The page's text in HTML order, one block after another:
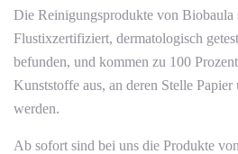
Die Reinigungsprodukte von Biobaula
Flustixzertifiziert, dermatologisch
befunden, und kommen zu 100
Kunststoffe aus, an deren Stelle Papier
werden.
Ab sofort sind bei uns die Produkte